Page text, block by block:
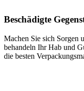
Beschädigte
Machen Sie sich Sorgen
behandeln Ihr Hab und
die besten